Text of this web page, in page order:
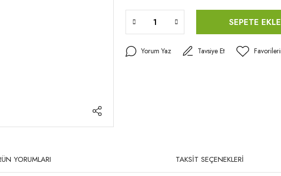
SEPETE EKLE
Yorum Yaz Tavsiye Et
YORUMLARI TAKSİT SEÇENEKLERİ